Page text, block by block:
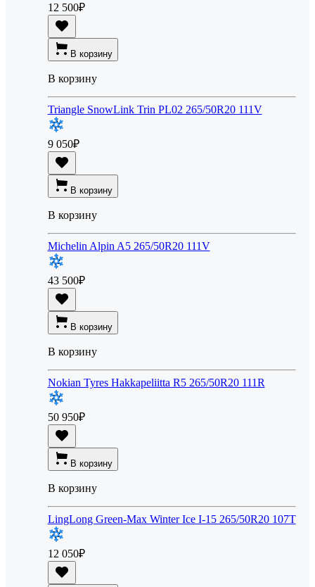
12 500₽
В корзину
В корзину
Triangle SnowLink Trin PL02 265/50R20 111V
9 050₽
В корзину
В корзину
Michelin Alpin A5 265/50R20 111V
43 500₽
В корзину
В корзину
Nokian Tyres Hakkapeliitta R5 265/50R20 111R
50 950₽
В корзину
В корзину
LingLong Green-Max Winter Ice I-15 265/50R20 107T
12 050₽